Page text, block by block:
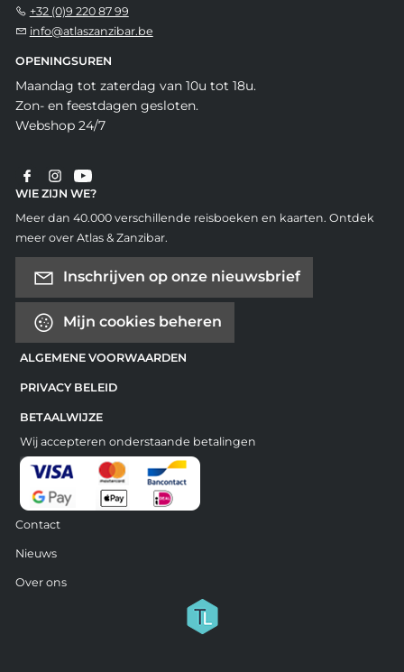
+32 (0)9 220 87 99
info@atlaszanzibar.be
OPENINGSUREN
Maandag tot zaterdag van 10u tot 18u.
Zon- en feestdagen gesloten.
Webshop 24/7
WIE ZIJN WE?
Meer dan 40.000 verschillende reisboeken en kaarten. Ontdek
meer over Atlas & Zanzibar.
Inschrijven op onze nieuwsbrief
Mijn cookies beheren
ALGEMENE VOORWAARDEN
PRIVACY BELEID
BETAALWIJZE
Wij accepteren onderstaande betalingen
Contact
Nieuws
Over ons